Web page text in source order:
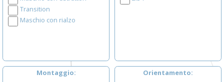
Transition
Maschio con rialzo
Montaggio Orientamento